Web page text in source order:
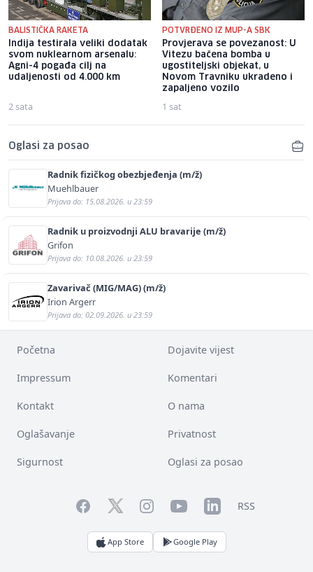
BALISTIČKA RAKETA
Indija testirala veliki dodatak
svom nuklearnom arsenalu:
Agni-4 pogađa cilj na
udaljenosti od 4.000 km
2 sata
POTVRĐENO IZ MUP-A SBK
Provjerava se povezanost: U
Vitezu bačena bomba u
ugostiteljski objekat, u
Novom Travniku ukradeno i
zapaljeno vozilo
1 sat
Oglasi za posao
Radnik fizičkog obezbjeđenja (m/ž)
Muehlbauer
Prijava do: 15.08.2026. u 23:59
Radnik u proizvodnji ALU bravarije (m/ž)
Grifon
Prijava do: 10.08.2026. u 23:59
Zavarivač (MIG/MAG) (m/ž)
Irion Argerr
Prijava do: 02.09.2026. u 23:59
Početna Dojavite vijest
Impressum Komentari
Kontakt O nama
Oglašavanje Privatnost
Sigurnost Oglasi za posao
FacebookTwitterInstagramYouTubeLinkedInRSS
App Store Google Play